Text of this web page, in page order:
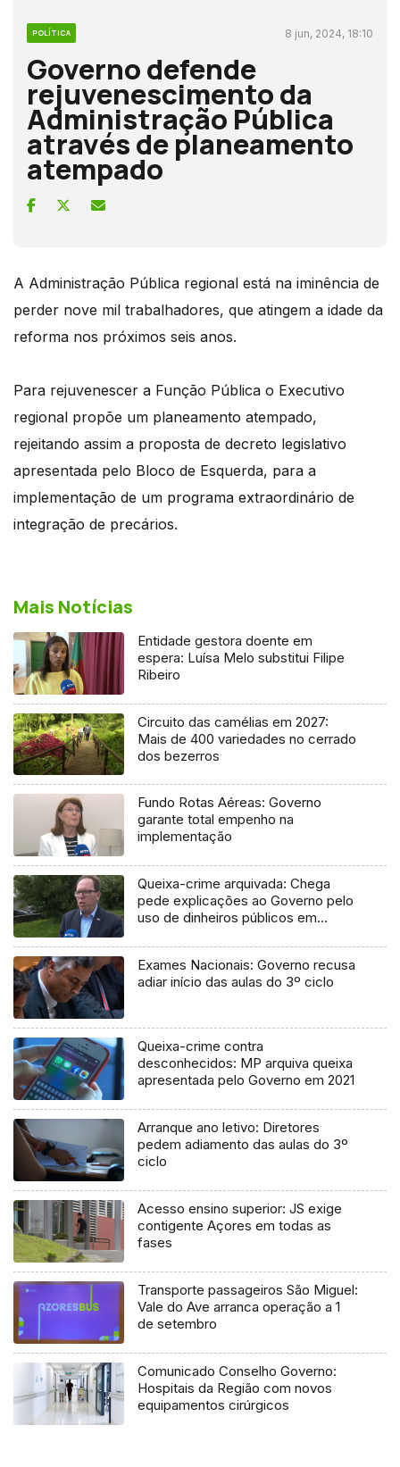
POLÍTICA 8 jun, 2024, 18:10
Governo defende
rejuvenescimento da
Administração Pública
através de planeamento
atempado
A Administração Pública regional está na iminência de
perder nove mil trabalhadores, que atingem a idade da
reforma nos próximos seis anos.
Para rejuvenescer a Função Pública o Executivo
regional propõe um planeamento atempado,
rejeitando assim a proposta de decreto legislativo
apresentada pelo Bloco de Esquerda, para a
implementação de um programa extraordinário de
integração de precários.
Mais Notícias
Entidade gestora doente em
espera: Luísa Melo substitui Filipe
Ribeiro
Circuito das camélias em 2027:
Mais de 400 variedades no cerrado
dos bezerros
Fundo Rotas Aéreas: Governo
garante total empenho na
implementação
Queixa-crime arquivada: Chega
pede explicações ao Governo pelo
uso de dinheiros públicos em
Exames Nacionais: Governo recusa
adiar início das aulas do 3º ciclo
Queixa-crime contra
desconhecidos: MP arquiva queixa
apresentada pelo Governo em 2021
Arranque ano letivo: Diretores
pedem adiamento das aulas do 3º
ciclo
Acesso ensino superior: JS exige
contigente Açores em todas as
fases
Transporte passageiros São Miguel:
Vale do Ave arranca operação a 1
de setembro
Comunicado Conselho Governo:
Hospitais da Região com novos
equipamentos cirúrgicos